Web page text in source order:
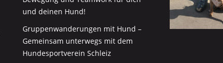
und deinen Hund!
Gruppenwanderungen mit Hund –
Gemeinsam unterwegs mit dem
Hundesportverein Schleiz